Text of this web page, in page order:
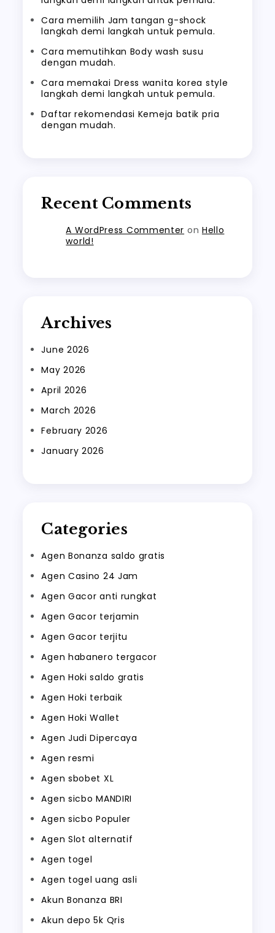
Cara memilih Jam tangan g-shock
langkah demi langkah untuk pemula.
Cara memutihkan Body wash susu
dengan mudah.
Cara memakai Dress wanita korea style
langkah demi langkah untuk pemula.
Daftar rekomendasi Kemeja batik pria
dengan mudah.
Recent Comments
A WordPress Commenter on Hello
world!
Archives
June 2026
May 2026
April 2026
March 2026
February 2026
January 2026
Categories
Agen Bonanza saldo gratis
Agen Casino 24 Jam
Agen Gacor anti rungkat
Agen Gacor terjamin
Agen Gacor terjitu
Agen habanero tergacor
Agen Hoki saldo gratis
Agen Hoki terbaik
Agen Hoki Wallet
Agen Judi Dipercaya
Agen resmi
Agen sbobet XL
Agen sicbo MANDIRI
Agen sicbo Populer
Agen Slot alternatif
Agen togel
Agen togel uang asli
Akun Bonanza BRI
Akun depo 5k Qris